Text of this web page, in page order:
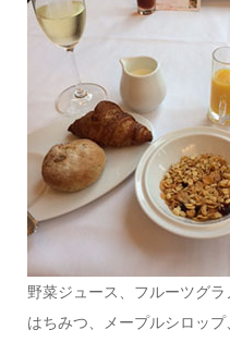
野菜ジュース、フルーツグラ
はちみつ、メープルシロップ